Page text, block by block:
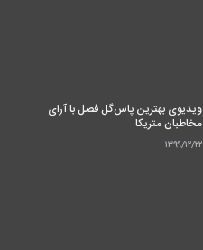
ویدیوی بهترین پاس‌گل فصل با آرای
مخاطبان متریکا
۱۳۹۹/۱۲/۲۲